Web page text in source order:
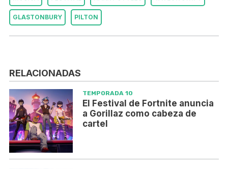
GLASTONBURY PILTON
RELACIONADAS
TEMPORADA 10
El Festival de Fortnite anuncia
a Gorillaz como cabeza de
cartel